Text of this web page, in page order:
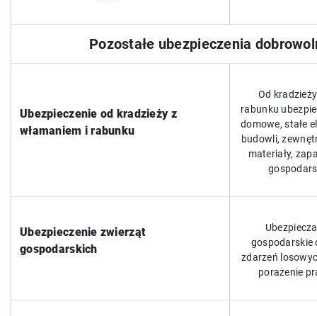
Pozostałe ubezpieczenia
Ubezpieczenie od kradzieży z
włamaniem i rabunku
Od
rabunku
domowe, stałe
budowli,
materiały,
Ubezpieczenie zwierząt
gospodarskich
gospodarskie
zdarzeń
porażenie